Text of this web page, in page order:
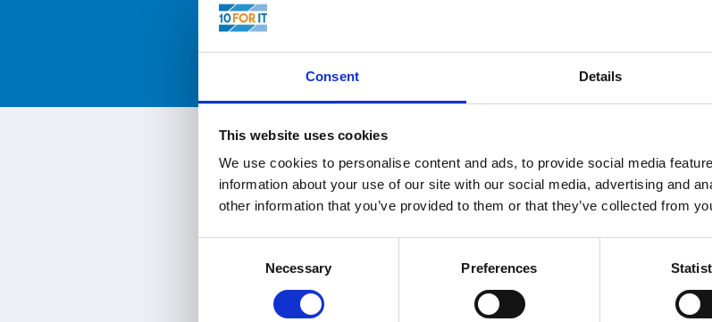
Consent Details
This website uses cookies
We use cookies to personalise content and ads, to provide social media
information about your use of our site with our social media, advertising and
other information that you’ve provided to them or that they’ve collected from
Necessary Preferences
Vraag nu een EEZYCOM demo aan